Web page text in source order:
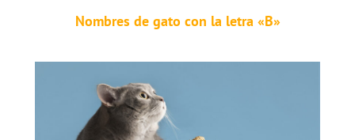
Nombres de gato con la letra «B»